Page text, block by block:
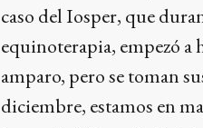
caso del Iosper, que
equinoterapia, empezó a
amparo, pero se toman
diciembre, estamos en